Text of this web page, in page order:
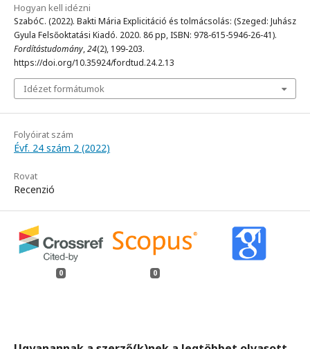
Hogyan kell idézni
SzabóC. (2022). Bakti Mária Explicitáció és tolmácsolás: (Szeged: Juhász
Gyula Felsőoktatási Kiadó. 2020. 86 pp, ISBN: 978-615-5946-26-41).
Fordítástudomány,24(2), 199-203.
https://doi.org/10.35924/fordtud.24.2.13
Idézet formátumok
Folyóirat szám
Évf. 24 szám 2 (2022)
Rovat
Recenzió
0 0